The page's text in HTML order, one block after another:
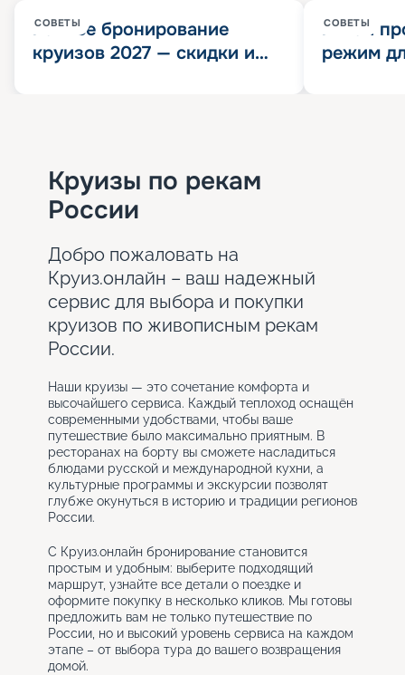
СОВЕТЫ
Раннее бронирование
круизов 2027 — скидки и
СОВЕТЫ
Китай
режим
Круизы по рекам
России
Добро пожаловать на
Круиз.онлайн – ваш надежный
сервис для выбора и покупки
круизов по живописным рекам
России.
Наши круизы — это сочетание комфорта и
высочайшего сервиса. Каждый теплоход оснащён
современными удобствами, чтобы ваше
путешествие было максимально приятным. В
ресторанах на борту вы сможете насладиться
блюдами русской и международной кухни, а
культурные программы и экскурсии позволят
глубже окунуться в историю и традиции регионов
России.
С Круиз.онлайн бронирование становится
простым и удобным: выберите подходящий
маршрут, узнайте все детали о поездке и
оформите покупку в несколько кликов. Мы готовы
предложить вам не только путешествие по
России, но и высокий уровень сервиса на каждом
этапе – от выбора тура до вашего возвращения
домой.